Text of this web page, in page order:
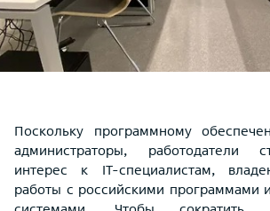
Поскольку программному
администраторы, работодатели
интерес к IT-специалистам,
работы с российскими программами